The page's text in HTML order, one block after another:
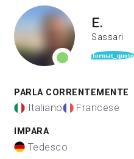
E.
Sassari
format_quote
PARLA CORRENTEMENTE
Italiano Francese
IMPARA
Tedesco